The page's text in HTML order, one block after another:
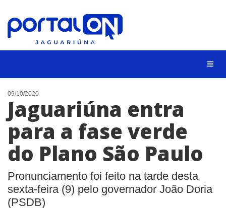
NOTÍCIAS
LISTA DIGITAL
CONTATO
ANUNCIE
BUSCAR
09/10/2020
Jaguariúna entra
para a fase verde
do Plano São Paulo
Pronunciamento foi feito na tarde desta
sexta-feira (9) pelo governador João Doria
(PSDB)